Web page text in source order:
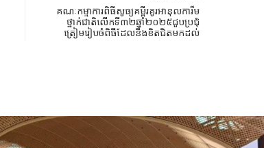
គណៈកម្មាការពិធីសូធ្យគម្ពីរគូរអានុលការីម
ថ្នាក់ជាតិលើកទី៣២ឆ្នាំ២០២៥ជួបប្រជុំ
ត្រៀមរៀបចំពិធីដែលនឹងខិតជិតមកដល់